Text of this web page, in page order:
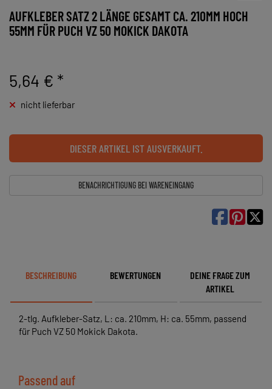
AUFKLEBER SATZ 2 LÄNGE GESAMT CA. 210MM HOCH
55MM FÜR PUCH VZ 50 MOKICK DAKOTA
5,64 € *
nicht lieferbar
DIESER ARTIKEL IST AUSVERKAUFT.
BENACHRICHTIGUNG BEI WARENEINGANG

BESCHREIBUNG BEWERTUNGEN
DEINE FRAGE ZUM
ARTIKEL
2-tlg. Aufkleber-Satz, L: ca. 210mm, H: ca. 55mm, passend
für Puch VZ 50 Mokick Dakota.
Passend auf